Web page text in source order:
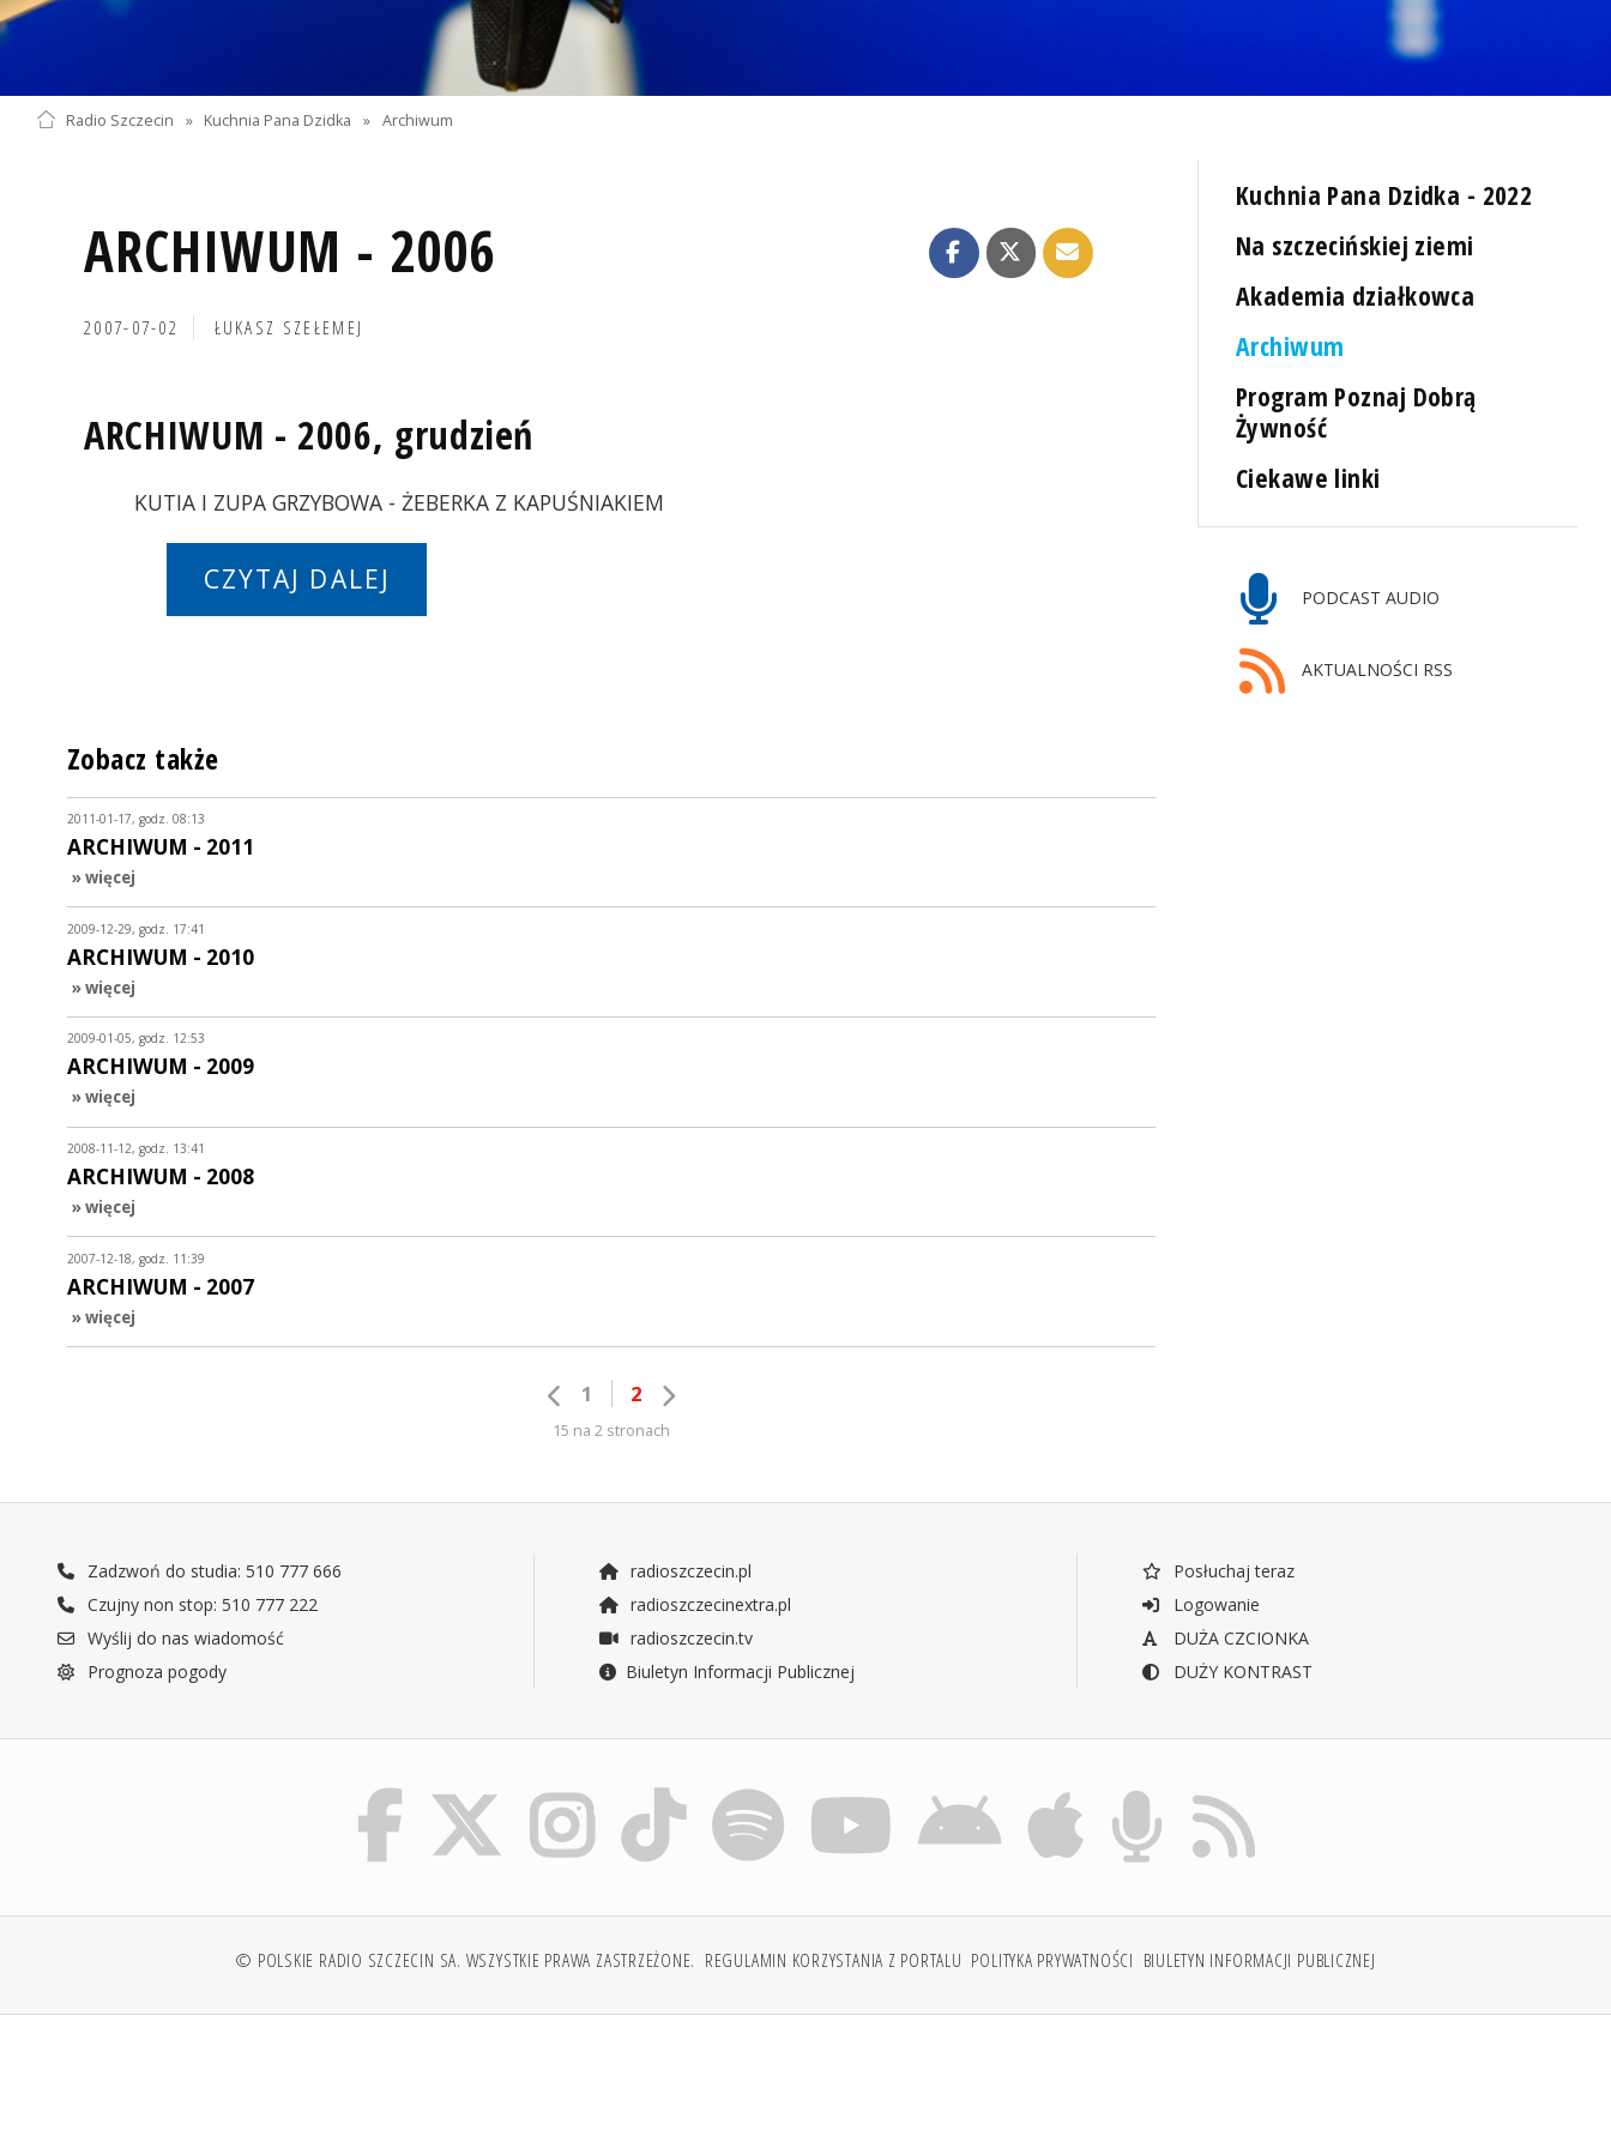
Radio Szczecin » Kuchnia Pana Dzidka » Archiwum
ARCHIWUM - 2006
2007-07-02 ŁUKASZ SZEŁEMEJ
ARCHIWUM - 2006, grudzień
KUTIA I ZUPA GRZYBOWA - ŻEBERKA Z KAPUŚNIAKIEM
CZYTAJ DALEJ
Kuchnia Pana Dzidka - 2022
Na szczecińskiej ziemi
Akademia działkowca
Archiwum
Program Poznaj Dobrą
Żywność
Ciekawe linki
PODCAST AUDIO
AKTUALNOŚCI RSS
Zobacz także
2011-01-17, godz. 08:13
ARCHIWUM - 2011
» więcej
2009-12-29, godz. 17:41
ARCHIWUM - 2010
» więcej
2009-01-05, godz. 12:53
ARCHIWUM - 2009
» więcej
2008-11-12, godz. 13:41
ARCHIWUM - 2008
» więcej
2007-12-18, godz. 11:39
ARCHIWUM - 2007
» więcej
1 2
15 na 2 stronach
Zadzwoń do studia: 510 777 666
Czujny non stop: 510 777 222
Wyślij do nas wiadomość
Prognoza pogody
radioszczecin.pl
radioszczecinextra.pl
radioszczecin.tv
Biuletyn Informacji Publicznej
Posłuchaj teraz
Logowanie
DUŻA CZCIONKA
DUŻY KONTRAST
© POLSKIE RADIO SZCZECIN SA. WSZYSTKIE PRAWA ZASTRZEŻONE. REGULAMIN KORZYSTANIA Z PORTALU POLITYKA PRYWATNOŚCI BIULETYN INFORMACJI PUBLICZNEJ